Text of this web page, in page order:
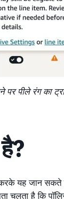
पर पीले रंग का
यह जान
चलता है कि